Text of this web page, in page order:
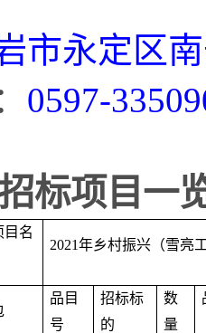
市永定区
0597-
标项目一
目名
2021年乡村振兴（雪亮
品目
号
招标标
的
数
量